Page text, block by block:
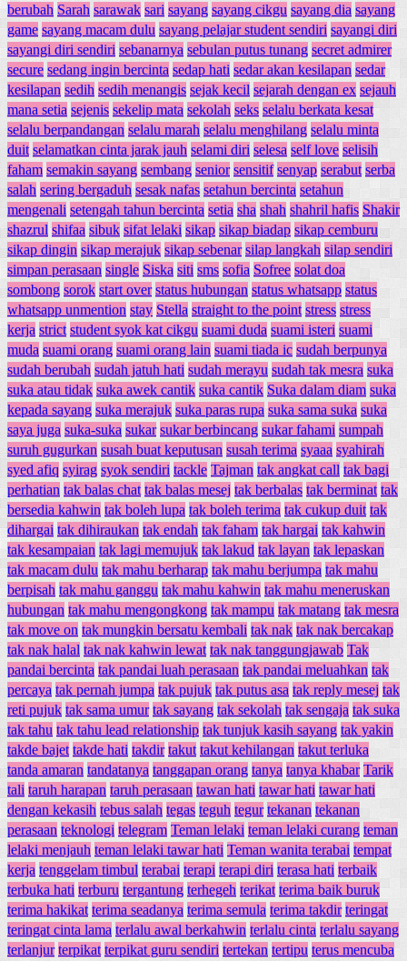
berubah Sarah sarawak sari sayang sayang cikgu sayang dia sayang
game sayang macam dulu sayang pelajar student sendiri sayangi diri
sayangi diri sendiri sebanarnya sebulan putus tunang secret admirer
secure sedang ingin bercinta sedap hati sedar akan kesilapan sedar
kesilapan sedih sedih menangis sejak kecil sejarah dengan ex sejauh
mana setia sejenis sekelip mata sekolah seks selalu berkata kesat
selalu berpandangan selalu marah selalu menghilang selalu minta
duit selamatkan cinta jarak jauh selami diri selesa self love selisih
faham semakin sayang sembang senior sensitif senyap serabut serba
salah sering bergaduh sesak nafas setahun bercinta setahun
mengenali setengah tahun bercinta setia sha shah shahril hafis Shakir
shazrul shifaa sibuk sifat lelaki sikap sikap biadap sikap cemburu
sikap dingin sikap merajuk sikap sebenar silap langkah silap sendiri
simpan perasaan single Siska siti sms sofia Sofree solat doa
sombong sorok start over status hubungan status whatsapp status
whatsapp unmention stay Stella straight to the point stress stress
kerja strict student syok kat cikgu suami duda suami isteri suami
muda suami orang suami orang lain suami tiada ic sudah berpunya
sudah berubah sudah jatuh hati sudah merayu sudah tak mesra suka
suka atau tidak suka awek cantik suka cantik Suka dalam diam suka
kepada sayang suka merajuk suka paras rupa suka sama suka suka
saya juga suka-suka sukar sukar berbincang sukar fahami sumpah
suruh gugurkan susah buat keputusan susah terima syaaa syahirah
syed afiq syirag syok sendiri tackle Tajman tak angkat call tak bagi
perhatian tak balas chat tak balas mesej tak berbalas tak berminat tak
bersedia kahwin tak boleh lupa tak boleh terima tak cukup duit tak
dihargai tak dihiraukan tak endah tak faham tak hargai tak kahwin
tak kesampaian tak lagi memujuk tak lakud tak layan tak lepaskan
tak macam dulu tak mahu berharap tak mahu berjumpa tak mahu
berpisah tak mahu ganggu tak mahu kahwin tak mahu meneruskan
hubungan tak mahu mengongkong tak mampu tak matang tak mesra
tak move on tak mungkin bersatu kembali tak nak tak nak bercakap
tak nak halal tak nak kahwin lewat tak nak tanggungjawab Tak
pandai bercinta tak pandai luah perasaan tak pandai meluahkan tak
percaya tak pernah jumpa tak pujuk tak putus asa tak reply mesej tak
reti pujuk tak sama umur tak sayang tak sekolah tak sengaja tak suka
tak tahu tak tahu lead relationship tak tunjuk kasih sayang tak yakin
takde bajet takde hati takdir takut takut kehilangan takut terluka
tanda amaran tandatanya tanggapan orang tanya tanya khabar Tarik
tali taruh harapan taruh perasaan tawan hati tawar hati tawar hati
dengan kekasih tebus salah tegas teguh tegur tekanan tekanan
perasaan teknologi telegram Teman lelaki teman lelaki curang teman
lelaki menjauh teman lelaki tawar hati Teman wanita terabai tempat
kerja tenggelam timbul terabai terapi terapi diri terasa hati terbaik
terbuka hati terburu tergantung terhegeh terikat terima baik buruk
terima hakikat terima seadanya terima semula terima takdir teringat
teringat cinta lama terlalu awal berkahwin terlalu cinta terlalu sayang
terlanjur terpikat terpikat guru sendiri tertekan tertipu terus mencuba